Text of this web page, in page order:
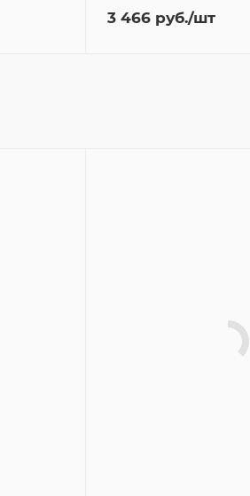
3 466 руб./шт